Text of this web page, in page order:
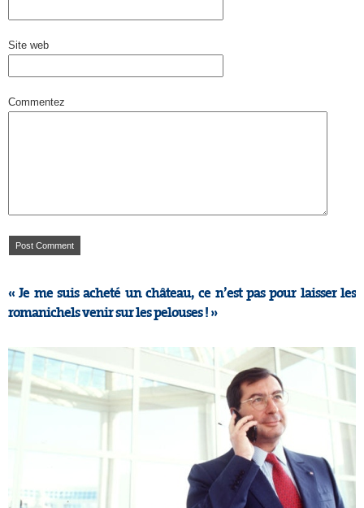
Site web
Commentez
« Je me suis acheté un château, ce n’est pas pour laisser les
romanichels venir sur les pelouses ! »